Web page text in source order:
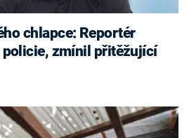
zmínil přitěžující